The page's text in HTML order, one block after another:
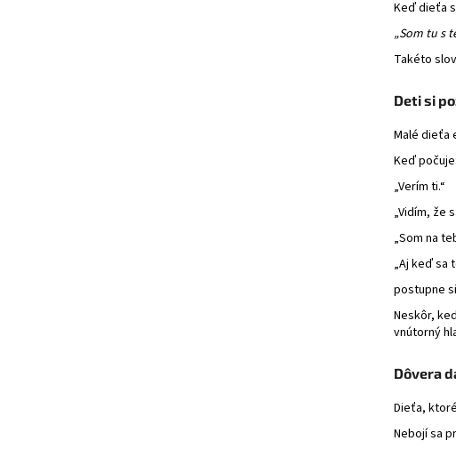
Keď dieťa
„Som tu s
Takéto
Deti si
Malé dieťa
Keď počuje:
„Verím ti.“
„Vidím, že
„Som na
„Aj keď sa
postupne
Neskôr,
vnútorný
Dôvera
Dieťa,
Nebojí sa